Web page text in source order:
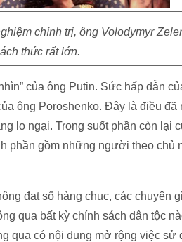
chính trị, ông Volodymyr
thức rất lớn.
của ông Putin. Sức hấp dẫn
ông Poroshenko. Đây là điều đã
lo ngại. Trong suốt phần còn lại
phần gồm những người theo chủ
đạt số hàng chục, các chuyên
qua bất kỳ chính sách dân tộc
qua có nội dung mở rộng việc sử